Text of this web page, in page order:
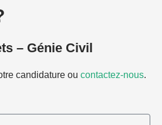
– Génie Civil
candidature ou contactez-nous.